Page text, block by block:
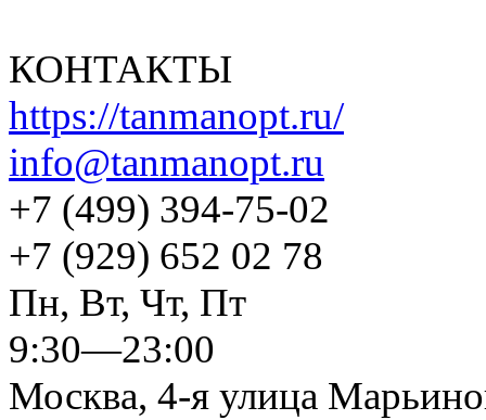
КОНТАКТЫ
https://tanmanopt.ru/
info@tanmanopt.ru
+7 (499) 394-75-02
+7 (929) 652 02 78
Пн, Вт, Чт, Пт
9:30—23:00
Москва, 4-я улица